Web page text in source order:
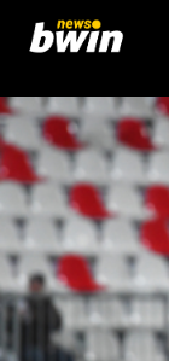
contenuto